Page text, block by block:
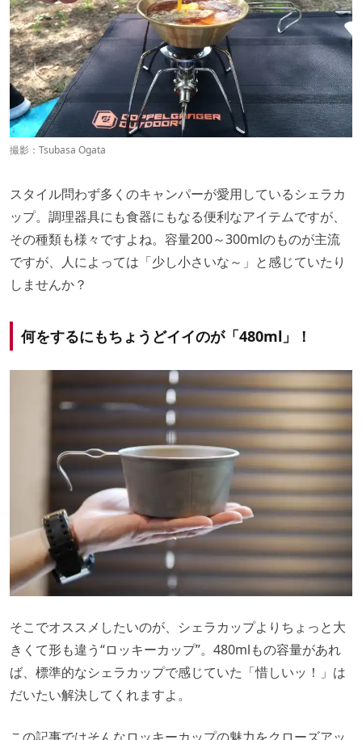
撮影：Tsubasa Ogata
スタイル問わず多くのキャンパーが愛用しているシェラカ
ップ。調理器具にも食器にもなる便利なアイテムですが、
その種類も様々ですよね。容量200～300mlのものが主流
ですが、人によっては「少し小さいな～」と感じていたり
しませんか？
何をするにもちょうどイイのが「480ml」！
そこでオススメしたいのが、シェラカップよりちょっと大
きくて形も違う“ロッキーカップ”。480mlもの容量があれ
ば、標準的なシェラカップで感じていた「惜しいッ！」は
だいたい解決してくれますよ。